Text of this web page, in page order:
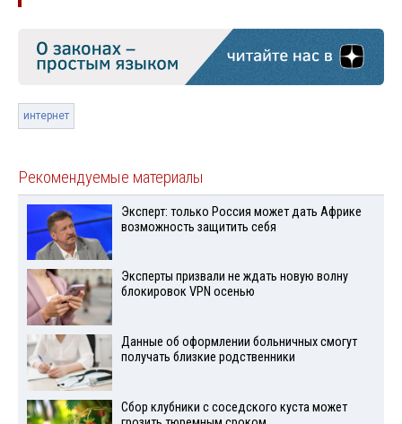
интернет
Рекомендуемые материалы
Эксперт: только Россия может дать Африке
возможность защитить себя
Эксперты призвали не ждать новую волну
блокировок VPN осенью
Данные об оформлении больничных смогут
получать близкие родственники
Сбор клубники с соседского куста может